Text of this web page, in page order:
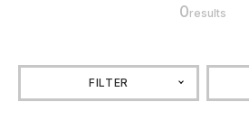
0results
FILTER